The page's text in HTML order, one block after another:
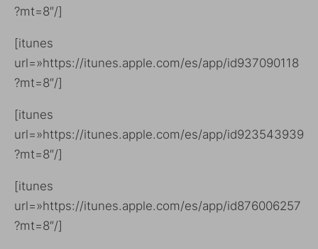
?mt=8″/]
[itunes
url=»https://itunes.apple.com/es/app/id937090118
?mt=8″/]
[itunes
url=»https://itunes.apple.com/es/app/id923543939
?mt=8″/]
[itunes
url=»https://itunes.apple.com/es/app/id876006257
?mt=8″/]